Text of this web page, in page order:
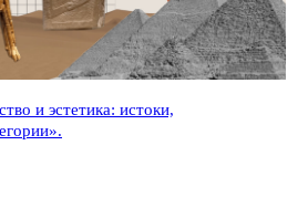
и эстетика: истоки,